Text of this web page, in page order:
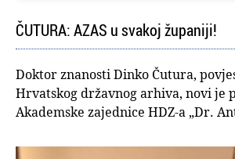
ČUTURA: AZAS u svakoj županiji!
Doktor znanosti Dinko Čutura,
Hrvatskog državnog arhiva, novi je
Akademske zajednice HDZ-a „Dr.